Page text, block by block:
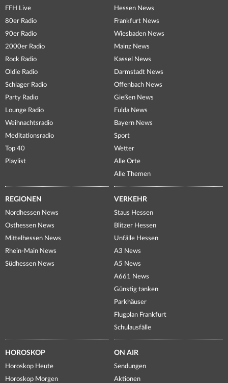
FFH Live
80er Radio
90er Radio
2000er Radio
Rock Radio
Oldie Radio
Schlager Radio
Party Radio
Lounge Radio
Weihnachtsradio
Meditationsradio
Top 40
Playlist
Hessen News
Frankfurt News
Wiesbaden News
Mainz News
Kassel News
Darmstadt News
Offenbach News
Gießen News
Fulda News
Bayern News
Sport
Wetter
Alle Orte
Alle Themen
REGIONEN
Nordhessen News
Osthessen News
Mittelhessen News
Rhein-Main News
Südhessen News
VERKEHR
Staus Hessen
Blitzer Hessen
Unfälle Hessen
A3 News
A5 News
A661 News
Günstig tanken
Parkhäuser
Flugplan Frankfurt
Schulausfälle
HOROSKOP
Horoskop Heute
Horoskop Morgen
ON AIR
Sendungen
Aktionen